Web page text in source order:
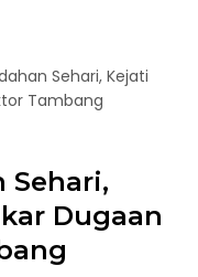
Sehari, Kejati
Tambang
Sehari,
Dugaan